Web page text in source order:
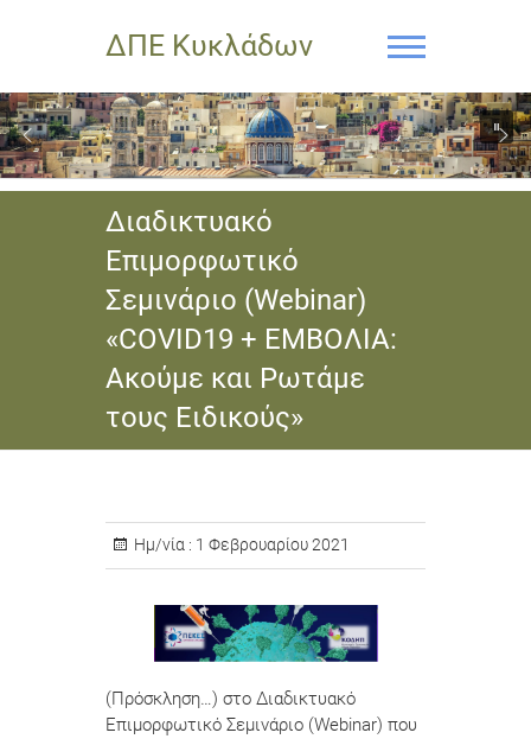
ΔΠΕ Κυκλάδων
Διαδικτυακό
Επιμορφωτικό
Σεμινάριο (Webinar)
«COVID19 + ΕΜΒΟΛΙΑ:
Ακούμε και Ρωτάμε
τους Ειδικούς»
Ημ/νία : 1 Φεβρουαρίου 2021
(Πρόσκληση…) στο Διαδικτυακό
Επιμορφωτικό Σεμινάριο (Webinar) που